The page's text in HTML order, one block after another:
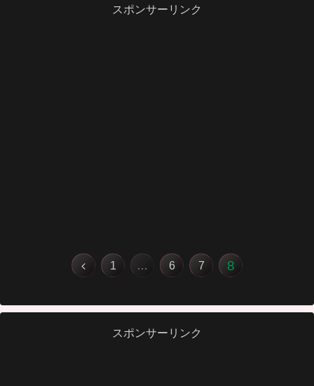
スポンサーリンク
1 … 6 7 8
スポンサーリンク